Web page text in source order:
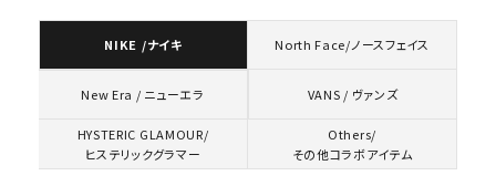
NIKE /ナイキ North Face/ノースフェイス
New Era / ニューエラ VANS / ヴァンズ
HYSTERIC GLAMOUR/
ヒステリックグラマー
Others/
その他コラボアイテム